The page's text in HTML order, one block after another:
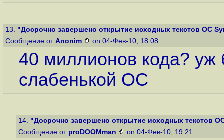
13. "Досрочно завершено открытие исходных текстов ОС
Сообщение от Anonim on 04-Фев-10, 18:08
40 миллионов кода? уж
слабенькой ОС
14. "Досрочно завершено открытие исходных текстов
Сообщение от proDOOMman on 04-Фев-10, 19:21